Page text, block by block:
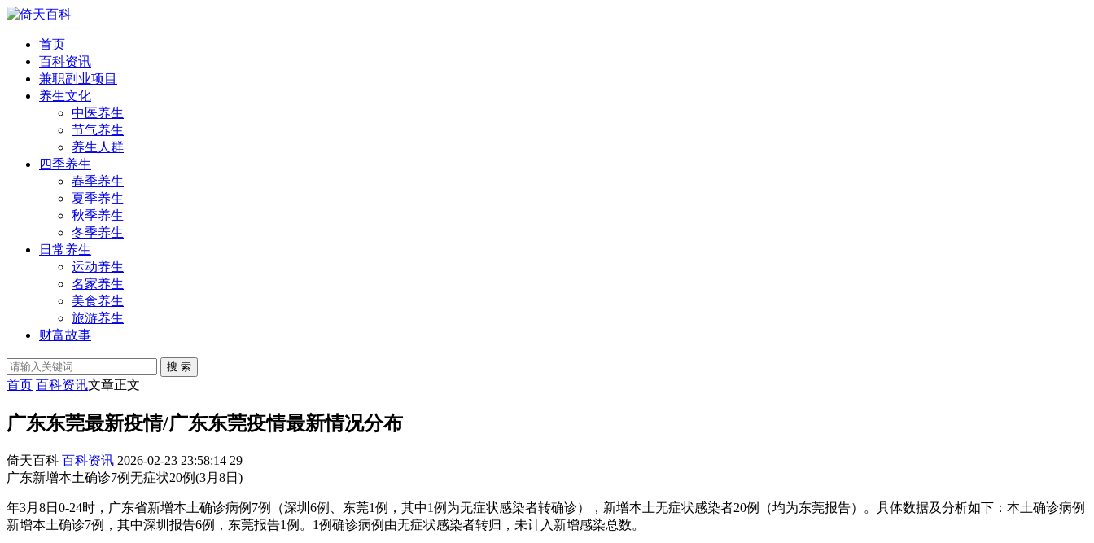
首页
百科资讯
兼职副业项目
养生文化
中医养生
节气养生
养生人群
四季养生
春季养生
夏季养生
秋季养生
冬季养生
日常养生
运动养生
名家养生
美食养生
旅游养生
财富故事
搜 索
首页 百科资讯文章正文
广东东莞最新疫情/广东东莞疫情最新情况分布
倚天百科 百科资讯 2026-02-23 23:58:14 29
广东新增本土确诊7例无症状20例(3月8日)
年3月8日0-24时，广东省新增本土确诊病例7例（深圳6例、东莞1例，其中1例为无症状感染者转确诊），新增本土无症状感染者20例（均为东莞报告）。具体数据及分析如下：本土确诊病例
新增本土确诊7例，其中深圳报告6例，东莞报告1例。1例确诊病例由无症状感染者转归，未计入新增感染总数。